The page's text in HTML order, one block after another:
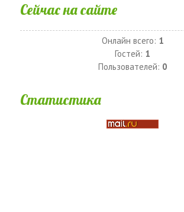
Сейчас на сайте
Онлайн всего: 1
Гостей: 1
Пользователей: 0
Статистика